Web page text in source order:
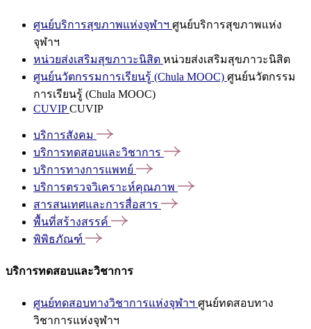
ศูนย์บริการสุขภาพแห่งจุฬาฯ ศูนย์บริการสุขภาพแห่ง
จุฬาฯ
หน่วยส่งเสริมสุขภาวะนิสิต หน่วยส่งเสริมสุขภาวะนิสิต
ศูนย์นวัตกรรมการเรียนรู้ (Chula MOOC) ศูนย์นวัตกรรม
การเรียนรู้ (Chula MOOC)
CUVIPCUVIP
บริการสังคม
บริการทดสอบและวิชาการ
บริการทางการแพทย์
บริการตรวจวิเคราะห์คุณภาพ
สารสนเทศและการสื่อสาร
พื้นที่สร้างสรรค์
พิพิธภัณฑ์
บริการทดสอบและวิชาการ
ศูนย์ทดสอบทางวิชาการแห่งจุฬาฯ ศูนย์ทดสอบทาง
วิชาการแห่งจุฬาฯ